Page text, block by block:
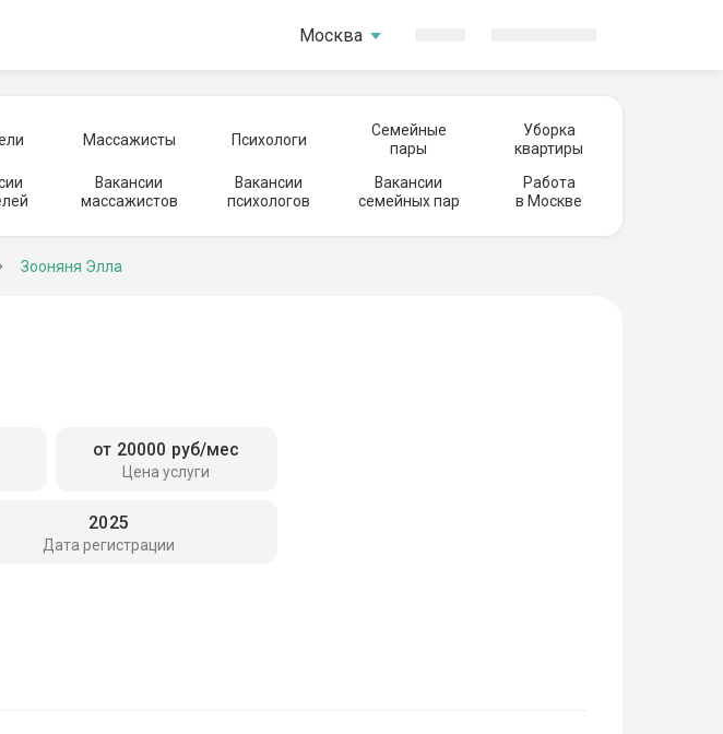
Москва
Массажисты Психологи
Семейные
пары
Уборка
квартиры
Вакансии
массажистов
Вакансии
психологов
Вакансии
семейных пар
Работа
в Москве
Зооняня Элла
Цена услуги
от 20000 руб/мес
Дата регистрации
2025